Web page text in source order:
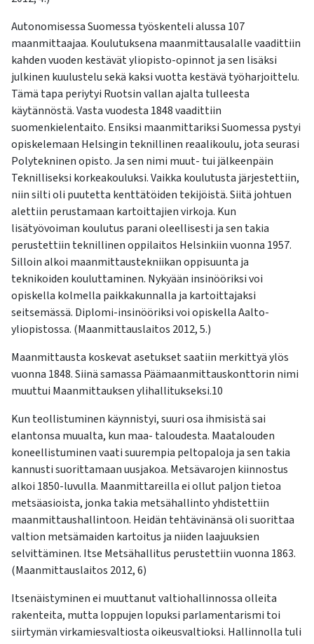
Autonomisessa Suomessa työskenteli alussa 107
maanmittaajaa. Koulutuksena maanmittausalalle vaadittiin
kahden vuoden kestävät yliopisto-opinnot ja sen lisäksi
julkinen kuulustelu sekä kaksi vuotta kestävä työharjoittelu.
Tämä tapa periytyi Ruotsin vallan ajalta tulleesta
käytännöstä. Vasta vuodesta 1848 vaadittiin
suomenkielentaito. Ensiksi maanmittariksi Suomessa pystyi
opiskelemaan Helsingin teknillinen reaalikoulu, jota seurasi
Polytekninen opisto. Ja sen nimi muut- tui jälkeenpäin
Teknilliseksi korkeakouluksi. Vaikka koulutusta järjestettiin,
niin silti oli puutetta kenttätöiden tekijöistä. Siitä johtuen
alettiin perustamaan kartoittajien virkoja. Kun
lisätyövoiman koulutus parani oleellisesti ja sen takia
perustettiin teknillinen oppilaitos Helsinkiin vuonna 1957.
Silloin alkoi maanmittaustekniikan oppisuunta ja
teknikoiden kouluttaminen. Nykyään insinööriksi voi
opiskella kolmella paikkakunnalla ja kartoittajaksi
seitsemässä. Diplomi-insinööriksi voi opiskella Aalto-
yliopistossa. (Maanmittauslaitos 2012, 5.)
Maanmittausta koskevat asetukset saatiin merkittyä ylös
vuonna 1848. Siinä samassa Päämaanmittauskonttorin nimi
muuttui Maanmittauksen ylihallitukseksi.10
Kun teollistuminen käynnistyi, suuri osa ihmisistä sai
elantonsa muualta, kun maa- taloudesta. Maatalouden
koneellistuminen vaati suurempia peltopaloja ja sen takia
kannusti suorittamaan uusjakoa. Metsävarojen kiinnostus
alkoi 1850-luvulla. Maanmittareilla ei ollut paljon tietoa
metsäasioista, jonka takia metsähallinto yhdistettiin
maanmittaushallintoon. Heidän tehtävinänsä oli suorittaa
valtion metsämaiden kartoitus ja niiden laajuuksien
selvittäminen. Itse Metsähallitus perustettiin vuonna 1863.
(Maanmittauslaitos 2012, 6)
Itsenäistyminen ei muuttanut valtiohallinnossa olleita
rakenteita, mutta loppujen lopuksi parlamentarismi toi
siirtymän virkamiesvaltiosta oikeusvaltioksi. Hallinnolla tuli